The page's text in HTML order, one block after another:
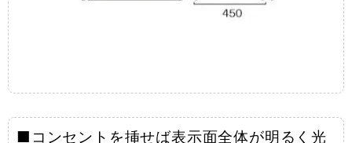
■コンセントを挿せば表示面全体が明るく光